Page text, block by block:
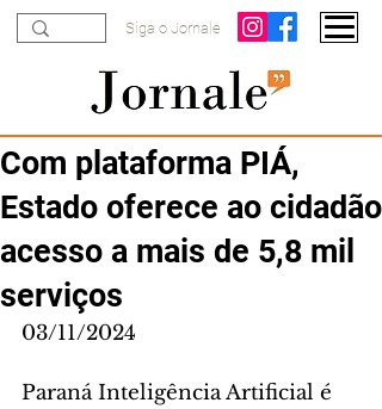
Siga o Jornale
Com plataforma PIÁ,
Estado oferece ao cidadão
acesso a mais de 5,8 mil
serviços
03/11/2024
Paraná Inteligência Artificial é